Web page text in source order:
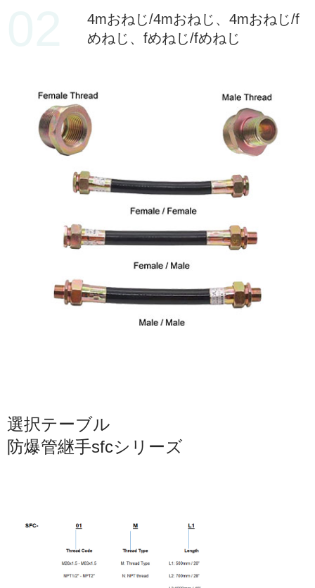
4mおねじ/4mおねじ、4mおねじ/f
めねじ、fめねじ/fめねじ
選択テーブル
防爆管継手sfcシリーズ